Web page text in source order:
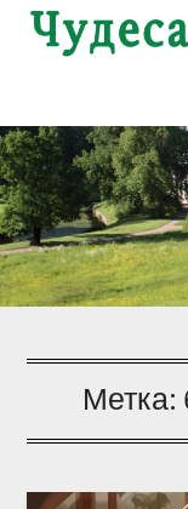
Перейти
Метка: